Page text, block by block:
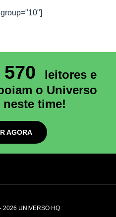
570
leitores e
o Universo
neste time!
AGORA
UNIVERSO HQ